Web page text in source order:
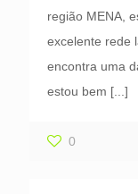
região MENA,
excelente rede
encontra uma
estou bem [...]
0